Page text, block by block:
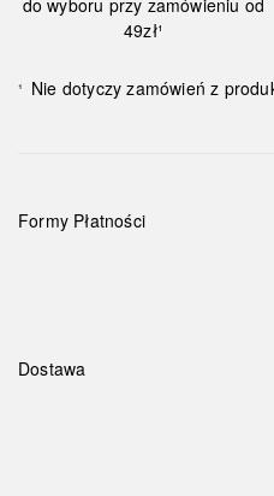
49zł¹
¹ Nie dotyczy zamówień z
Formy Płatności
Dostawa